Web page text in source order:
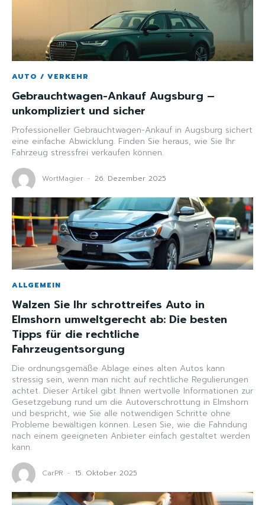
AUTO / VERKEHR
Gebrauchtwagen-Ankauf Augsburg –
unkompliziert und sicher
Professioneller Gebrauchtwagen-Ankauf in Augsburg sichert
eine einfache Abwicklung. Finden Sie heraus, wie Sie Ihr
Fahrzeug stressfrei verkaufen können.
WortMagier - 26. Dezember 2025
ALLGEMEIN
Walzen Sie Ihr schrottreifes Auto in
Elmshorn umweltgerecht ab: Die besten
Tipps für die rechtliche
Fahrzeugentsorgung
Die ordnungsgemäße Ablage eines alten Autos kann
stressig sein, wenn man nicht auf rechtliche Regulierungen
achtet. Dieser Artikel gibt Ihnen wertvolle Informationen zur
Gesetzgebung rund um die Autoverschrottung in Elmshorn
und bespricht, wie Sie alle notwendigen Schritte ohne
Probleme bewältigen können. Lesen Sie, wie die Fahndung
nach einem geeigneten Anbieter einfach gestaltet werden
kann.
CarPR - 15. Oktober 2025